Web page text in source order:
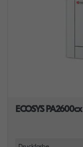
ECOSYS PA2600cx